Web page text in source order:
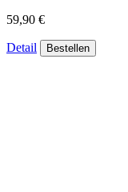
59,90 €
Detail Bestellen